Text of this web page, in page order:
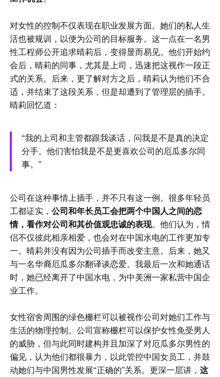
对女性的控制不仅表现在职业发展方面。她们的私人生
活也被规训，以便为公司的目标服务。这一点在一名男
性工程师公开追求晴莉后，变得显而易见。他们开始约
会后，晴莉的同事，尤其是上司，迅速把这视作一段正
式的关系。后来，更了解对方之后，晴莉认为他们不合
适，并结束了这段关系，但是却遭到了管理层的插手。
晴莉回忆道：
“我的上司和主管都跟我谈话，问我是不是真的决定
分手。他们害怕我是不是更喜欢公司的厄瓜多尔同
事。”
公司在这种事情上插手，并不只有这一例。很多年轻员
工都证实， 公司和年长员工会把两个中国人之间的恋
情，看作对公司和其价值观忠诚的表现。他们认为，情
侣不仅彼此相亲相爱，也会对在中国水电的工作更加专
一。晴莉并没有因为公司插手而改变主意。后来，她又
与一名华裔厄瓜多尔翻译谈恋爱。我最后一次和她通话
时，她已经离开了中国水电，为中美洲一家私营中国企
业工作。
女性宿舍周围的绿色栅栏可以被视作公司对她们工作与
生活的物理控制。公司宣称栅栏可以保护女性免受男人
的威胁，但与此同时建构并且加深了对厄瓜多尔男性的
偏见，认为他们都很暴力，以此管控中国女员工，并鼓
动她们与中国男性发展“正确的”关系。更深一层讲， 这